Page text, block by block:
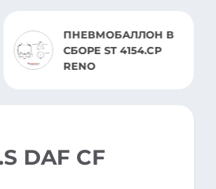
ПНЕВМОБАЛЛОН В
СБОРЕ ST 4154.CP
RENO
DAF CF